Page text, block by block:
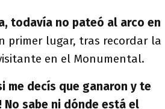
todavía no pateó al arco en
primer lugar, tras recordar la
en el Monumental.
me decís que ganaron y te
No sabe ni dónde está el